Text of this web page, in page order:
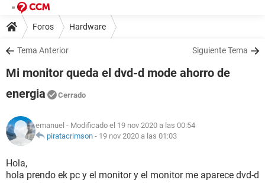
Foros Hardware
Tema Anterior Siguiente Tema
Mi monitor queda el dvd-d mode ahorro de
energia
Cerrado
emanuel - Modificado el 19 nov 2020 a las 00:54
piratacrimson - 19 nov 2020 a las 01:03
Hola,
hola prendo ek pc y el monitor y el monitor me aparece dvd-d